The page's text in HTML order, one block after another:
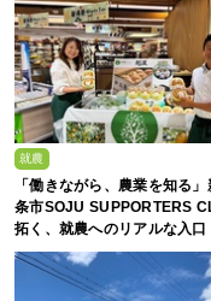
就農
「働きながら、農業を知る
条市SOJU SUPPORTERS
拓く、就農へのリアルな入口